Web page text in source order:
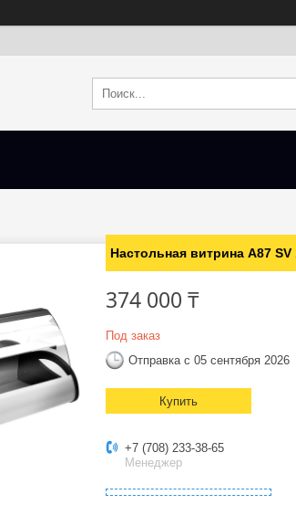
Настольная витрина A87
374 000 ₸
Под заказ
Отправка с 05 сентября 2026
Купить
+7 (708) 233-38-65
Менеджер